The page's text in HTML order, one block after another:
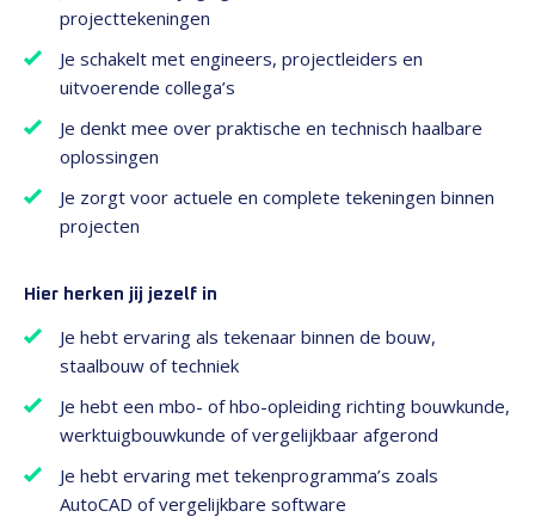
projecttekeningen
Je schakelt met engineers, projectleiders en
uitvoerende collega’s
Je denkt mee over praktische en technisch haalbare
oplossingen
Je zorgt voor actuele en complete tekeningen binnen
projecten
Hier herken jij jezelf in
Je hebt ervaring als tekenaar binnen de bouw,
staalbouw of techniek
Je hebt een mbo- of hbo-opleiding richting bouwkunde,
werktuigbouwkunde of vergelijkbaar afgerond
Je hebt ervaring met tekenprogramma’s zoals
AutoCAD of vergelijkbare software